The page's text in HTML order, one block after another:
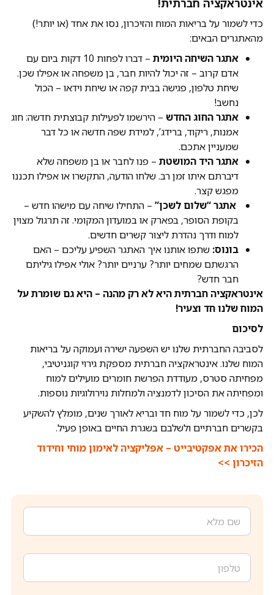
אינטראקציה חברתית!
כדי לשמור על בריאות המוח והזיכרון, נסו את אחד (או יותר!)
מהאתגרים הבאים:
אתגר השיחה היומית
– דברו לפחות 10 דקות ביום עם
אדם קרוב – זה יכול להיות חבר, בן משפחה או אפילו שכן.
שיחת טלפון, פגישה בבית קפה או שיחת וידאו – הכול
נחשב!
אתגר החוג החדש – הירשמו לפעילות קבוצתית חדשה: חוג
אמנות, ריקוד, ברידג’, למידת שפה חדשה או כל דבר
שמעניין אתכם.
אתגר היד המושטת– פנו לחבר או בן משפחה שלא
דיברתם איתו זמן רב. שלחו הודעה, התקשרו או אפילו תכננו
מפגש קצר.
אתגר “שלום לשכן”– התחילו שיחה עם מישהו חדש –
בקופת הסופר, בפארק או במועדון המקומי. זה תרגול מצוין
למוח ודרך נהדרת ליצור קשרים חדשים.
בונוס: שתפו אותנו איך האתגר השפיע עליכם – האם
הרגשתם שמחים יותר? ערניים יותר? אולי אפילו גיליתם
חבר חדש?
אינטראקציה חברתית היא לא רק מהנה – היא גם שומרת על
המוח שלנו חד וצעיר!
לסיכום
לסביבה החברתית שלנו יש השפעה ישירה ועמוקה על בריאות
המוח שלנו. אינטראקציה חברתית מספקת גירוי קוגניטיבי,
מפחיתה סטרס, מעודדת הפרשת חומרים מועילים למוח
ומפחיתה את הסיכון לדמנציה ולמחלות נוירולוגיות נוספות.
לכן, כדי לשמור על מוח חד ובריא לאורך שנים, מומלץ להשקיע
בקשרים חברתיים ולשלבם בשגרת החיים באופן פעיל.
הכירו את אפקטיבייט – אפליקציה לאימון מוחי וחידוד
הזיכרון >>